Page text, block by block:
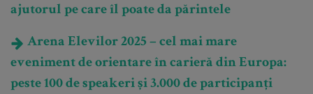
ajutorul pe care îl poate da părintele
Arena Elevilor 2025 – cel mai mare
eveniment de orientare în carieră din Europa:
peste 100 de speakeri și 3.000 de participanți